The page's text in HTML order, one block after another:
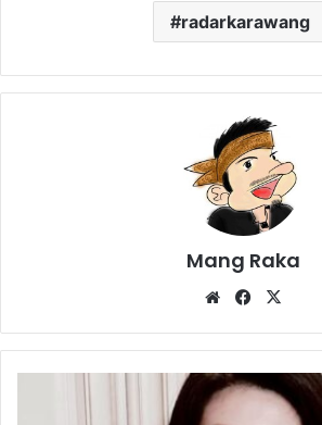
radarkarawang
Mang Raka
WebsiteFacebook